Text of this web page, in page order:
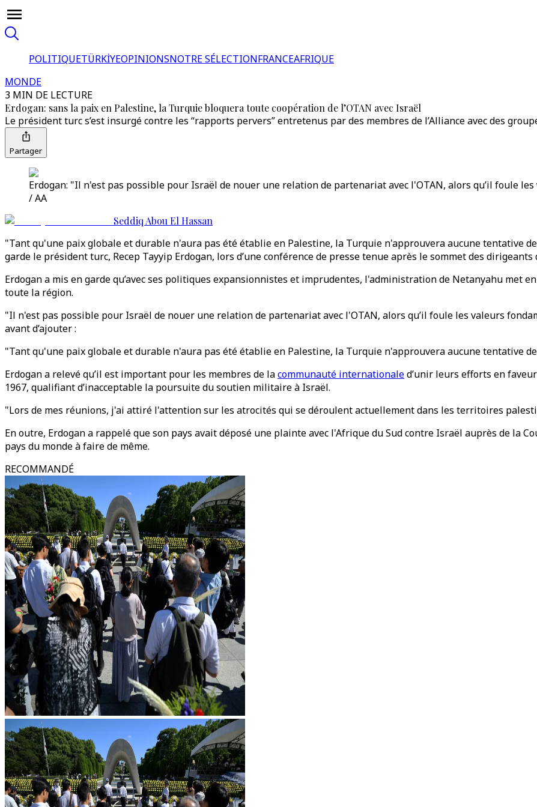
POLITIQUETÜRKİYEOPINIONSNOTRE SÉLECTIONFRANCEAFRIQUE
MONDE
3 MIN DE LECTURE
Erdogan: sans la paix en Palestine, la Turquie bloquera toute coopération de l’OTAN avec Israël
Le président turc s’est insurgé contre les “rapports pervers” entretenus par des membres de l’Alliance avec des
Partager
Erdogan: "Il n'est pas possible pour Israël de nouer une relation de partenariat avec l'OTAN, alors qu’il foule
/ AA
Seddiq Abou El Hassan
"Tant qu'une paix globale et durable n'aura pas été établie en Palestine, la Turquie n'approuvera aucune tentative
garde le président turc, Recep Tayyip Erdogan, lors d’une conférence de presse tenue après le sommet des dirigeants
Erdogan a mis en garde qu’avec ses politiques expansionnistes et imprudentes, l'administration de Netanyahu met
toute la région.
"Il n'est pas possible pour Israël de nouer une relation de partenariat avec l'OTAN, alors qu’il foule les valeurs
avant d’ajouter :
"Tant qu'une paix globale et durable n'aura pas été établie en Palestine, la Turquie n'approuvera aucune tentative
Erdogan a relevé qu’il est important pour les membres de lacommunauté internationaled’unir leurs efforts en
1967, qualifiant d’inacceptable la poursuite du soutien militaire à Israël.
"Lors de mes réunions, j'ai attiré l'attention sur les atrocités qui se déroulent actuellement dans les territoires
En outre, Erdogan a rappelé que son pays avait déposé une plainte avec l'Afrique du Sud contre Israël auprès de la
pays du monde à faire de même.
RECOMMANDÉ